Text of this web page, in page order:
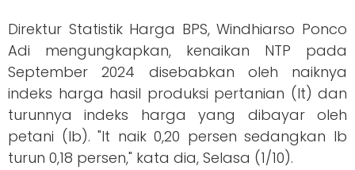
Direktur Statistik Harga BPS, Windhiarso Ponco
Adi mengungkapkan, kenaikan NTP pada
September 2024 disebabkan oleh naiknya
indeks harga hasil produksi pertanian (It) dan
turunnya indeks harga yang dibayar oleh
petani (Ib). "It naik 0,20 persen sedangkan Ib
turun 0,18 persen," kata dia, Selasa (1/10).